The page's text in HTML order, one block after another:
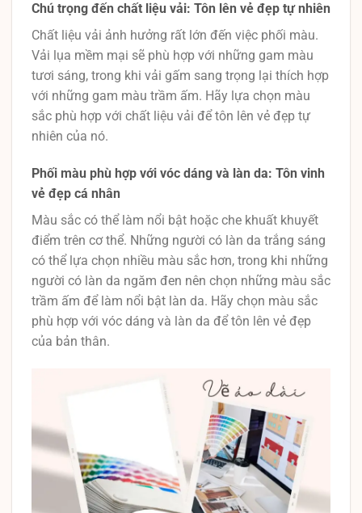
Chú trọng đến chất liệu vải: Tôn lên vẻ đẹp tự nhiên
Chất liệu vải ảnh hưởng rất lớn đến việc phối màu.
Vải lụa mềm mại sẽ phù hợp với những gam màu
tươi sáng, trong khi vải gấm sang trọng lại thích hợp
với những gam màu trầm ấm. Hãy lựa chọn màu
sắc phù hợp với chất liệu vải để tôn lên vẻ đẹp tự
nhiên của nó.
Phối màu phù hợp với vóc dáng và làn da: Tôn vinh
vẻ đẹp cá nhân
Màu sắc có thể làm nổi bật hoặc che khuất khuyết
điểm trên cơ thể. Những người có làn da trắng sáng
có thể lựa chọn nhiều màu sắc hơn, trong khi những
người có làn da ngăm đen nên chọn những màu sắc
trầm ấm để làm nổi bật làn da. Hãy chọn màu sắc
phù hợp với vóc dáng và làn da để tôn lên vẻ đẹp
của bản thân.